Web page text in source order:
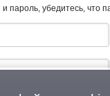
пароль, убедитесь, что